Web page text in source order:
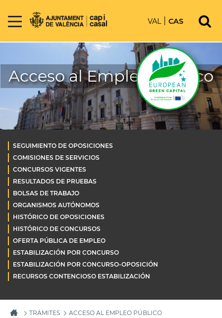
VAL CAS
Acceso al Empleo Público
SEGUIMIENTO DE OPOSICIONES
COMISIONES DE SERVICIOS
CONCURSOS VIGENTES
RESULTADOS DE PRUEBAS
BOLSAS DE TRABAJO
ORGANISMOS AUTÓNOMOS
HISTÓRICO DE OPOSICIONES
HISTÓRICO DE CONCURSOS
OFERTA PÚBLICA DE EMPLEO
ESTABILIZACIÓN POR CONCURSO
ESTABILIZACIÓN POR CONCURSO-OPOSICIÓN
RECURSOS CONTENCIOSO ESTABILIZACIÓN
TRÁMITES
ACCESO AL EMPLEO PÚBLICO